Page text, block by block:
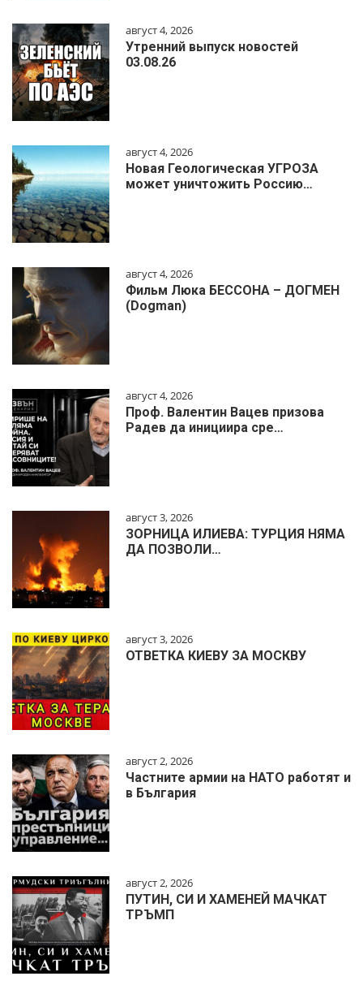
август 4, 2026
Утренний выпуск новостей
03.08.26
август 4, 2026
Новая Геологическая УГРОЗА
может уничтожить Россию…
август 4, 2026
Фильм Люка БЕССОНА – ДОГМЕН
(Dogman)
август 4, 2026
Проф. Валентин Вацев призова
Радев да инициира сре…
август 3, 2026
ЗОРНИЦА ИЛИЕВА: ТУРЦИЯ НЯМА
ДА ПОЗВОЛИ…
август 3, 2026
ОТВЕТКА КИЕВУ ЗА МОСКВУ
август 2, 2026
Частните армии на НАТО работят и
в България
август 2, 2026
ПУТИН, СИ И ХАМЕНЕЙ МАЧКАТ
ТРЪМП